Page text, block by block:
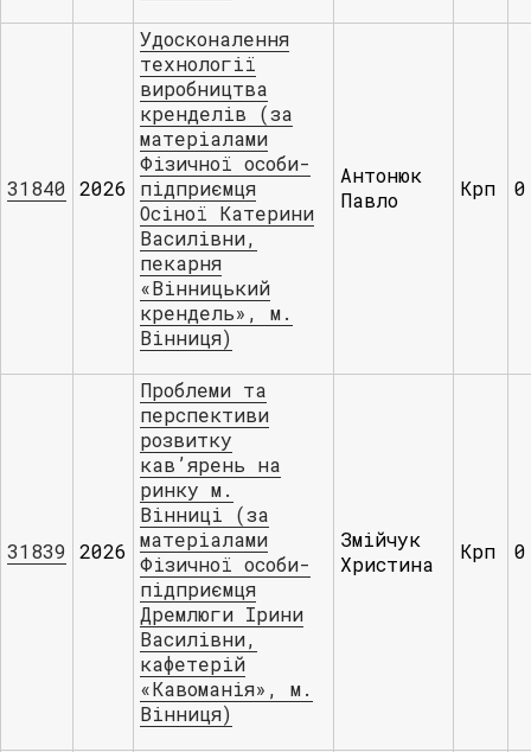
31840 2026
Удосконалення
технології
виробництва
кренделів (за
матеріалами
Фізичної особи-
підприємця
Осіної Катерини
Василівни,
пекарня
«Вінницький
крендель», м.
Вінниця)
Антонюк
Павло
Крп 0
31839 2026
Проблеми та
перспективи
розвитку
кав’ярень на
ринку м.
Вінниці (за
матеріалами
Фізичної особи-
підприємця
Дремлюги Ірини
Василівни,
кафетерій
«Кавоманія», м.
Вінниця)
Змійчук
Христина
Крп 0